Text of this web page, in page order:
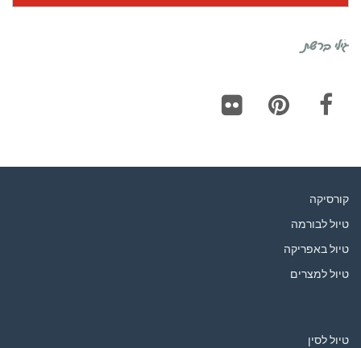
גילי ברשת
קורסיקה
טיול לבורמה
טיול באפריקה
טיול למצרים
טיול לסין